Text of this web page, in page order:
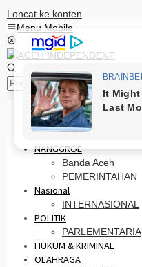
Loncat ke konten
Menu Mobile
HOME
PRO OTONOMI
NANGGROE
Banda Aceh
PEMERINTAHAN
Nasional
INTERNASIONAL
POLITIK
PARLEMENTARIA
HUKUM & KRIMINAL
OLAHRAGA